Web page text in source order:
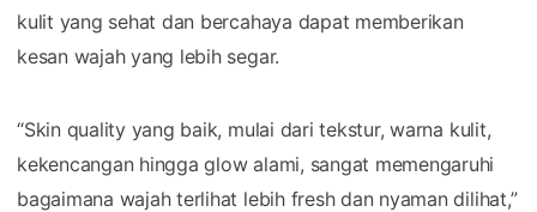
kulit yang sehat dan bercahaya dapat memberikan
kesan wajah yang lebih segar.
“Skin quality yang baik, mulai dari tekstur, warna kulit,
kekencangan hingga glow alami, sangat memengaruhi
bagaimana wajah terlihat lebih fresh dan nyaman dilihat,”